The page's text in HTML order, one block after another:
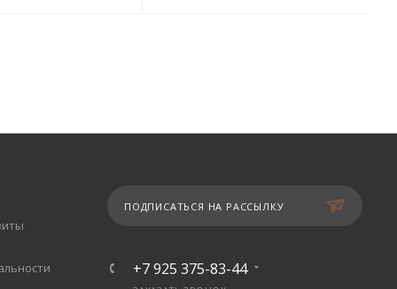
ПОДПИСАТЬСЯ НА РАССЫЛКУ
+7 925 375-83-44